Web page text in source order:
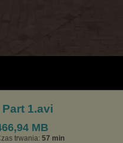
1.avi
MB
trwania: 57 min